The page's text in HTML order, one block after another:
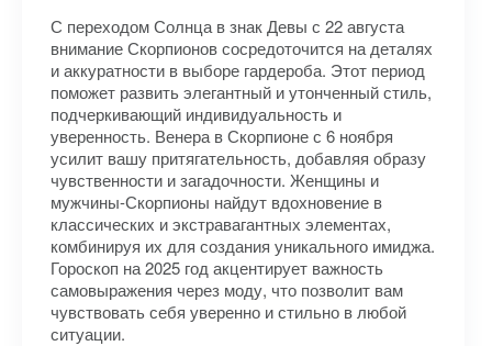
С переходом Солнца в знак Девы с 22 августа
внимание Скорпионов сосредоточится на деталях
и аккуратности в выборе гардероба. Этот период
поможет развить элегантный и утонченный стиль,
подчеркивающий индивидуальность и
уверенность. Венера в Скорпионе с 6 ноября
усилит вашу притягательность, добавляя образу
чувственности и загадочности. Женщины и
мужчины-Скорпионы найдут вдохновение в
классических и экстравагантных элементах,
комбинируя их для создания уникального имиджа.
Гороскоп на 2025 год акцентирует важность
самовыражения через моду, что позволит вам
чувствовать себя уверенно и стильно в любой
ситуации.